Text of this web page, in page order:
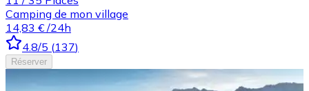
Camping de mon village
14,83 € /24h
4.8/5 (137)
Réserver